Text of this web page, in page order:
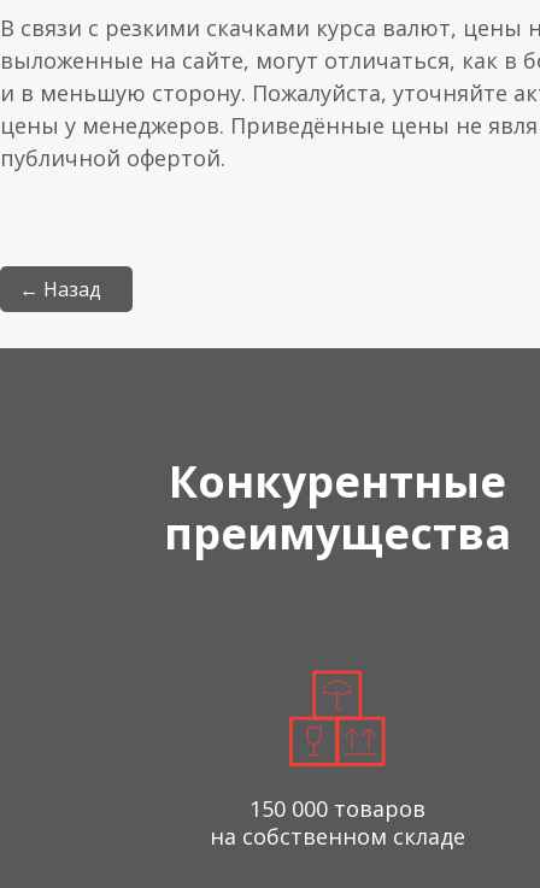
В связи с резкими скачками курса валют, цены
выложенные на сайте, могут отличаться, как в
и в меньшую сторону. Пожалуйста, уточняйте
цены у менеджеров. Приведённые цены не
публичной офертой.
← Назад
Конкурентные
преимущества
150 000 товаров
на собственном складе